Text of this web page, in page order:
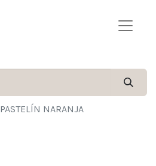
PASTELÍN NARANJA